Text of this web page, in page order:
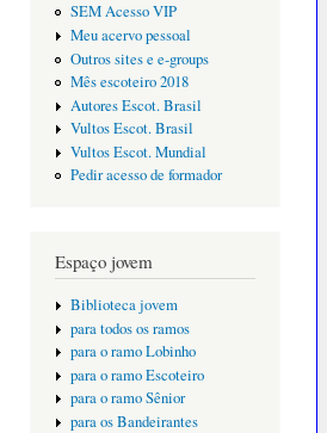
SEM Acesso VIP
Meu acervo pessoal
Outros sites e e-groups
Mês escoteiro 2018
Autores Escot. Brasil
Vultos Escot. Brasil
Vultos Escot. Mundial
Pedir acesso de formador
Espaço jovem
Biblioteca jovem
para todos os ramos
para o ramo Lobinho
para o ramo Escoteiro
para o ramo Sênior
para os Bandeirantes